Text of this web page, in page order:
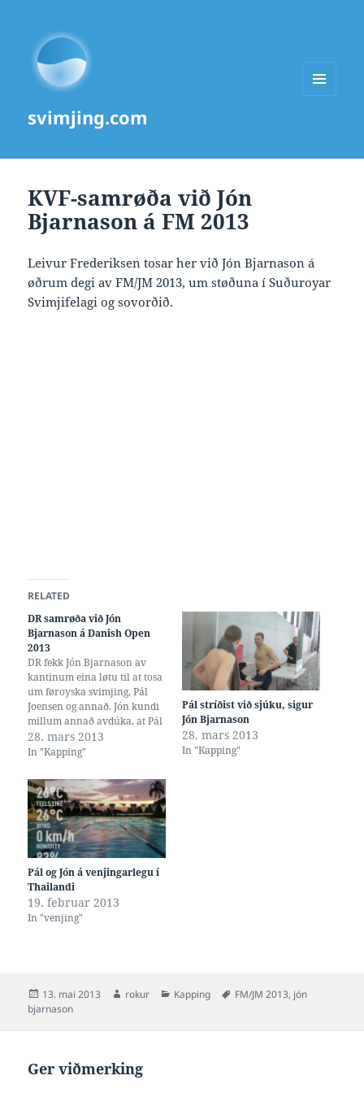
svimjing.com
KVF-samrøða við Jón
Bjarnason á FM 2013
Leivur Frederiksen tosar her við Jón Bjarnason á
øðrum degi av FM/JM 2013, um støðuna í Suðuroyar
Svimjifelagi og sovorðið.
RELATED
DR samrøða við Jón
Bjarnason á Danish Open
2013
DR fekk Jón Bjarnason av
kantinum eina løtu til at tosa
um føroyska svimjing, Pál
Joensen og annað. Jón kundi
millum annað avdúka, at Pál
stríðist við sjúku, nú á
Danish Open, so mikið at
síggja í 1500 í morgin.
28. mars 2013
In "Kapping"
Pál stríðist við sjúku, sigur
Jón Bjarnason
28. mars 2013
In "Kapping"
Pál og Jón á venjingarlegu í
Thailandi
19. februar 2013
In "venjing"
Posted
on
13. mai 2013 Author
rokur Categories
Kapping Tags
FM/JM 2013, jón
bjarnason
Ger viðmerking